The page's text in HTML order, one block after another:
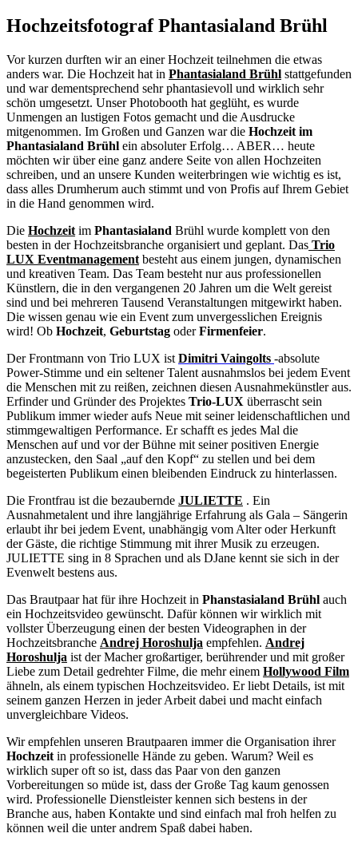
Hochzeitsfotograf Phantasialand Brühl
Vor kurzen durften wir an einer Hochzeit teilnehmen die etwas
anders war. Die Hochzeit hat in Phantasialand Brühl stattgefunden
und war dementsprechend sehr phantasievoll und wirklich sehr
schön umgesetzt. Unser Photobooth hat geglüht, es wurde
Unmengen an lustigen Fotos gemacht und die Ausdrucke
mitgenommen. Im Großen und Ganzen war die Hochzeit im
Phantasialand Brühl ein absoluter Erfolg… ABER… heute
möchten wir über eine ganz andere Seite von allen Hochzeiten
schreiben, und an unsere Kunden weiterbringen wie wichtig es ist,
dass alles Drumherum auch stimmt und von Profis auf Ihrem Gebiet
in die Hand genommen wird.
Die Hochzeit im Phantasialand Brühl wurde komplett von den
besten in der Hochzeitsbranche organisiert und geplant. Das Trio
LUX Eventmanagement besteht aus einem jungen, dynamischen
und kreativen Team. Das Team besteht nur aus professionellen
Künstlern, die in den vergangenen 20 Jahren um die Welt gereist
sind und bei mehreren Tausend Veranstaltungen mitgewirkt haben.
Die wissen genau wie ein Event zum unvergesslichen Ereignis
wird! Ob Hochzeit, Geburtstag oderFirmenfeier.
Der Frontmann von Trio LUX ist Dimitri Vaingolts -absolute
Power-Stimme und ein seltener Talent ausnahmslos bei jedem Event
die Menschen mit zu reißen, zeichnen diesen Ausnahmekünstler aus.
Erfinder und Gründer des Projektes Trio-LUX überrascht sein
Publikum immer wieder aufs Neue mit seiner leidenschaftlichen und
stimmgewaltigen Performance. Er schafft es jedes Mal die
Menschen auf und vor der Bühne mit seiner positiven Energie
anzustecken, den Saal „auf den Kopf“ zu stellen und bei dem
begeisterten Publikum einen bleibenden Eindruck zu hinterlassen.
Die Frontfrau ist die bezaubernde JULIETTE . Ein
Ausnahmetalent und ihre langjährige Erfahrung als Gala – Sängerin
erlaubt ihr bei jedem Event, unabhängig vom Alter oder Herkunft
der Gäste, die richtige Stimmung mit ihrer Musik zu erzeugen.
JULIETTE sing in 8 Sprachen und als DJane kennt sie sich in der
Evenwelt bestens aus.
Das Brautpaar hat für ihre Hochzeit in Phanstasialand Brühl auch
ein Hochzeitsvideo gewünscht. Dafür können wir wirklich mit
vollster Überzeugung einen der besten Videographen in der
Hochzeitsbranche Andrej Horoshulja empfehlen. Andrej
Horoshulja ist der Macher großartiger, berührender und mit großer
Liebe zum Detail gedrehter Filme, die mehr einem Hollywood Film
ähneln, als einem typischen Hochzeitsvideo. Er liebt Details, ist mit
seinem ganzen Herzen in jeder Arbeit dabei und macht einfach
unvergleichbare Videos.
Wir empfehlen unseren Brautpaaren immer die Organisation ihrer
Hochzeit in professionelle Hände zu geben. Warum? Weil es
wirklich super oft so ist, dass das Paar von den ganzen
Vorbereitungen so müde ist, dass der Große Tag kaum genossen
wird. Professionelle Dienstleister kennen sich bestens in der
Branche aus, haben Kontakte und sind einfach mal froh helfen zu
können weil die unter andrem Spaß dabei haben.